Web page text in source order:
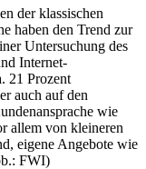
der klassischen
haben den Trend zur
Untersuchung des
Internet-
21 Prozent
auch auf den
wie
allem von kleineren
eigene Angebote wie
FWI)